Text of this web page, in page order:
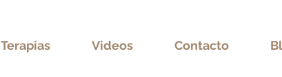
Terapias Videos Contacto